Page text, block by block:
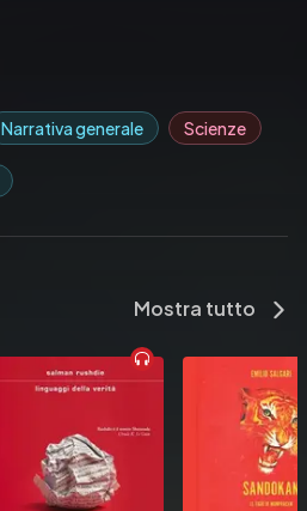
Narrativa generale Scienze
Mostra tutto